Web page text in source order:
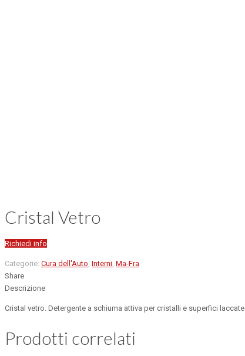
Cristal Vetro
Richiedi info
Categorie: Cura dell'Auto Interni Ma-Fra
Share
Descrizione
Cristal vetro. Detergente a schiuma attiva per cristalli e superfici laccate.
Prodotti correlati